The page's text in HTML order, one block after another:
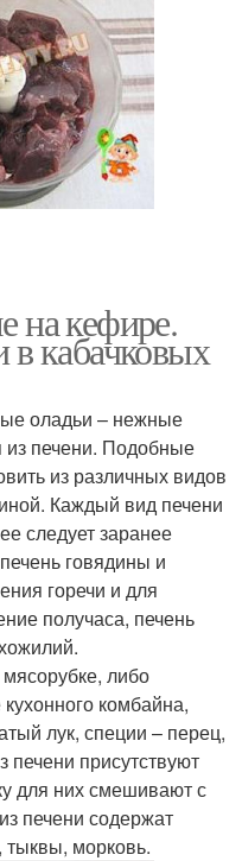
на кефире.
кабачковых
оладьи – нежные
из печени. Подобные
из различных видов
Каждый вид печени
следует заранее
говядины и
горечи и для
получаса, печень
либо
комбайна,
лук, специи – перец,
печени присутствуют
для них смешивают с
печени содержат
тыквы, морковь.